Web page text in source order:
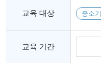
교육 대상 중소
교육 기간